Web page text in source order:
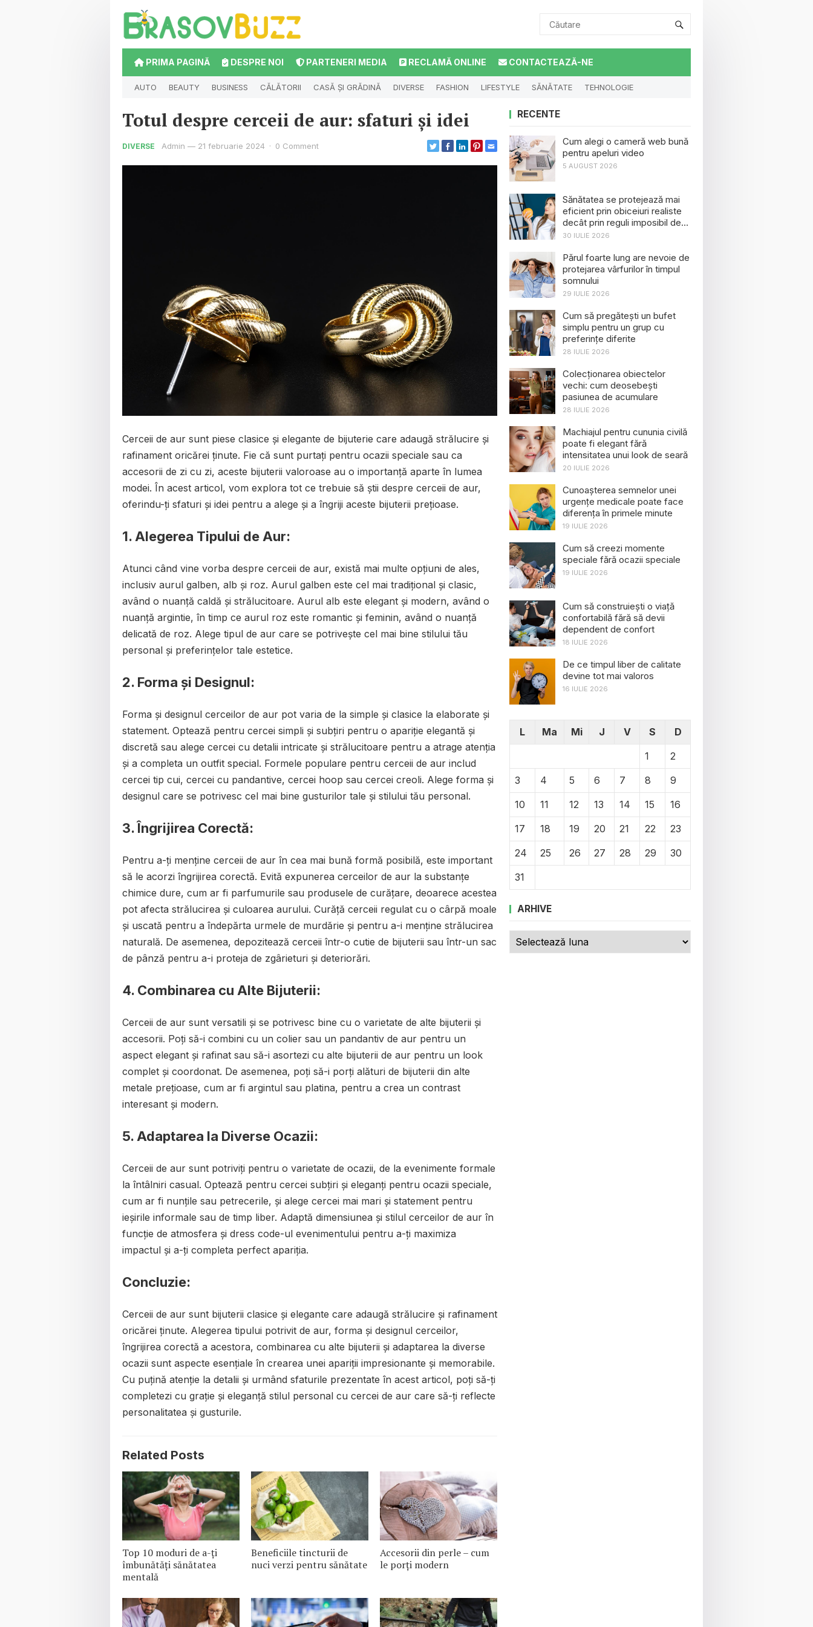
PRIMA PAGINĂ DESPRE NOI PARTENERI MEDIA RECLAMĂ ONLINE CONTACTEAZĂ-NE
AUTO BEAUTY BUSINESS CĂLĂTORII CASĂ ȘI GRĂDINĂ DIVERSE FASHION LIFESTYLE SĂNĂTATE TEHNOLOGIE
Totul despre cerceii de aur: sfaturi și idei
DIVERSE Admin — 21 februarie 2024 · 0 Comment
Cerceii de aur sunt piese clasice și elegante de bijuterie care adaugă strălucire și
rafinament oricărei ținute. Fie că sunt purtați pentru ocazii speciale sau ca
accesorii de zi cu zi, aceste bijuterii valoroase au o importanță aparte în lumea
modei. În acest articol, vom explora tot ce trebuie să știi despre cerceii de aur,
oferindu-ți sfaturi și idei pentru a alege și a îngriji aceste bijuterii prețioase.
1. Alegerea Tipului de Aur:
Atunci când vine vorba despre cerceii de aur, există mai multe opțiuni de ales,
inclusiv aurul galben, alb și roz. Aurul galben este cel mai tradițional și clasic,
având o nuanță caldă și strălucitoare. Aurul alb este elegant și modern, având o
nuanță argintie, în timp ce aurul roz este romantic și feminin, având o nuanță
delicată de roz. Alege tipul de aur care se potrivește cel mai bine stilului tău
personal și preferințelor tale estetice.
2. Forma și Designul:
Forma și designul cerceilor de aur pot varia de la simple și clasice la elaborate și
statement. Optează pentru cercei simpli și subțiri pentru o apariție elegantă și
discretă sau alege cercei cu detalii intricate și strălucitoare pentru a atrage atenția
și a completa un outfit special. Formele populare pentru cerceii de aur includ
cercei tip cui, cercei cu pandantive, cercei hoop sau cercei creoli. Alege forma și
designul care se potrivesc cel mai bine gusturilor tale și stilului tău personal.
3. Îngrijirea Corectă:
Pentru a-ți menține cerceii de aur în cea mai bună formă posibilă, este important
să le acorzi îngrijirea corectă. Evită expunerea cerceilor de aur la substanțe
chimice dure, cum ar fi parfumurile sau produsele de curățare, deoarece acestea
pot afecta strălucirea și culoarea aurului. Curăță cerceii regulat cu o cârpă moale
și uscată pentru a îndepărta urmele de murdărie și pentru a-i menține strălucirea
naturală. De asemenea, depozitează cerceii într-o cutie de bijuterii sau într-un sac
de pânză pentru a-i proteja de zgârieturi și deteriorări.
4. Combinarea cu Alte Bijuterii:
Cerceii de aur sunt versatili și se potrivesc bine cu o varietate de alte bijuterii și
accesorii. Poți să-i combini cu un colier sau un pandantiv de aur pentru un
aspect elegant și rafinat sau să-i asortezi cu alte bijuterii de aur pentru un look
complet și coordonat. De asemenea, poți să-i porți alături de bijuterii din alte
metale prețioase, cum ar fi argintul sau platina, pentru a crea un contrast
interesant și modern.
5. Adaptarea la Diverse Ocazii:
Cerceii de aur sunt potriviți pentru o varietate de ocazii, de la evenimente formale
la întâlniri casual. Optează pentru cercei subțiri și eleganți pentru ocazii speciale,
cum ar fi nunțile sau petrecerile, și alege cercei mai mari și statement pentru
ieșirile informale sau de timp liber. Adaptă dimensiunea și stilul cerceilor de aur în
funcție de atmosfera și dress code-ul evenimentului pentru a-ți maximiza
impactul și a-ți completa perfect apariția.
Concluzie:
Cerceii de aur sunt bijuterii clasice și elegante care adaugă strălucire și rafinament
oricărei ținute. Alegerea tipului potrivit de aur, forma și designul cerceilor,
îngrijirea corectă a acestora, combinarea cu alte bijuterii și adaptarea la diverse
ocazii sunt aspecte esențiale în crearea unei apariții impresionante și memorabile.
Cu puțină atenție la detalii și urmând sfaturile prezentate în acest articol, poți să-ți
completezi cu grație și eleganță stilul personal cu cercei de aur care să-ți reflecte
personalitatea și gusturile.
Related Posts
Top 10 moduri de a-ți
îmbunătăți sănătatea
mentală
Beneficiile tincturii de
nuci verzi pentru sănătate
Accesorii din perle – cum
le porți modern
RECENTE
Cum alegi o cameră web bună
pentru apeluri video
5 AUGUST 2026
Sănătatea se protejează mai
eficient prin obiceiuri realiste
decât prin reguli imposibil de
menținut
30 IULIE 2026
Părul foarte lung are nevoie de
protejarea vârfurilor în timpul
somnului
29 IULIE 2026
Cum să pregătești un bufet
simplu pentru un grup cu
preferințe diferite
28 IULIE 2026
Colecționarea obiectelor
vechi: cum deosebești
pasiunea de acumulare
28 IULIE 2026
Machiajul pentru cununia civilă
poate fi elegant fără
intensitatea unui look de seară
20 IULIE 2026
Cunoașterea semnelor unei
urgențe medicale poate face
diferența în primele minute
19 IULIE 2026
Cum să creezi momente
speciale fără ocazii speciale
19 IULIE 2026
Cum să construiești o viață
confortabilă fără să devii
dependent de confort
18 IULIE 2026
De ce timpul liber de calitate
devine tot mai valoros
16 IULIE 2026
L Ma Mi J V S
D
1
2
3
4 5 6 7 8
9
10
11 12 13 14 15
16
17
18 19 20 21 22
23
24
25 26 27 28 29
30
31
ARHIVE
Arhive